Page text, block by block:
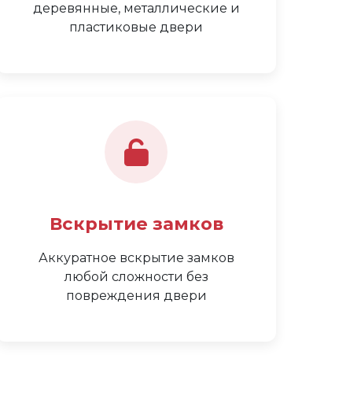
деревянные, металлические и
пластиковые двери
Вскрытие замков
Аккуратное вскрытие замков
любой сложности без
повреждения двери